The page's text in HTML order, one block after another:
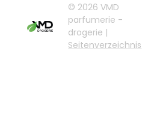
© 2026 VMD
parfumerie -
drogerie |
Seitenverzeichnis